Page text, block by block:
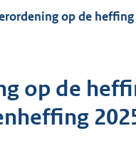
op de
op de